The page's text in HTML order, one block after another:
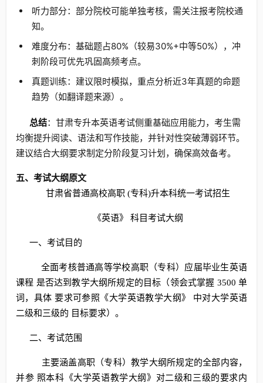
听力部分：部分院校可能单独考核，需关注报考院校通
知。
难度分布：基础题占80%（较易30%+中等50%），冲
刺阶段可优先巩固高频考点。
真题训练：建议限时模拟，重点分析近3年真题的命题
趋势（如翻译题来源）。
总结：甘肃专升本英语考试侧重基础应用能力，考生需
均衡提升阅读、语法和写作技能，并针对性突破薄弱环节。
建议结合大纲要求制定分阶段复习计划，确保高效备考。
五、考试大纲原文
甘肃省普通高校高职 (专科)升本科统一考试招生
《英语》 科目考试大纲
一、考试目的
全面考核普通高等学校高职（专科）应届毕业生英语
课程 是否达到教学大纲所规定的目标（领会式掌握 3500 单
词，具体 要求可参照《大学英语教学大纲》 中对大学英语
二级和三级的 目标要求）。
二、考试范围
主要涵盖高职（专科）教学大纲所规定的全部内容，
并参 照本科《大学英语教学大纲》对二级和三级的要求内